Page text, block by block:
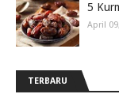
5
April
TERBARU